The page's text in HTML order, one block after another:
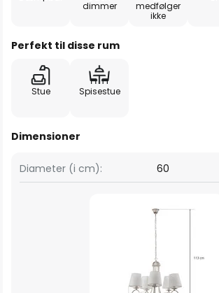
dimmer
medfølger
ikke
Perfekt til disse rum
Stue Spisestue
Dimensioner
Diameter (i cm): 60